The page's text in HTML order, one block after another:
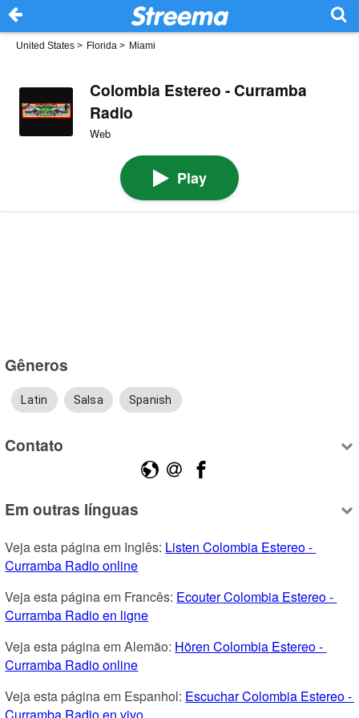
United States > Florida > Miami
Colombia Estereo - Curramba
Radio
Web
Play
Gêneros
Latin Salsa Spanish
Contato
Em outras línguas
Veja esta página em Inglês: Listen Colombia Estereo -
Curramba Radio online
Veja esta página em Francês: Ecouter Colombia Estereo -
Curramba Radio en ligne
Veja esta página em Alemão: Hören Colombia Estereo -
Curramba Radio online
Veja esta página em Espanhol: Escuchar Colombia Estereo -
Curramba Radio en vivo